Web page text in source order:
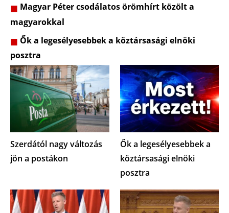
Magyar Péter csodálatos örömhírt közölt a
magyarokkal
Ők a legesélyesebbek a köztársasági elnöki
posztra
Szerdától nagy változás
jön a postákon
Ők a legesélyesebbek a
köztársasági elnöki
posztra